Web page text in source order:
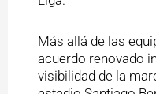
Más allá de las
acuerdo renovado
visibilidad de la